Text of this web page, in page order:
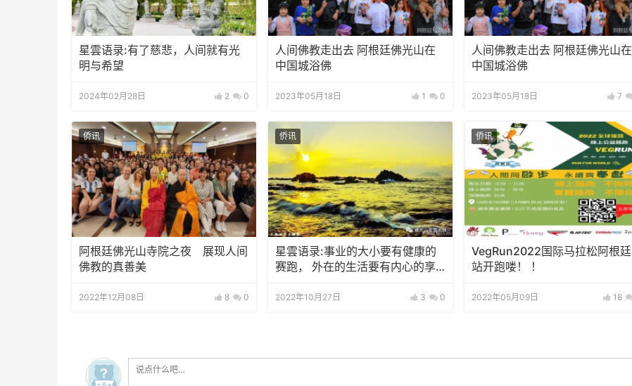
星雲语录:有了慈悲，人间就有光
明与希望
2024年02月28日 2 0
人间佛教走出去 阿根廷佛光山在
中国城浴佛
2023年05月18日 1 0
人间佛教走出去 阿根廷佛光山在
中国城浴佛
2023年05月18日 7
侨讯
阿根廷佛光山寺院之夜 展现人间
佛教的真善美
2022年12月08日 8 0
侨讯
星雲语录:事业的大小要有健康的
赛跑， 外在的生活要有内心的享
2022年10月27日 3 0
侨讯
VegRun2022国际马拉松阿根廷
站开跑喽！ ！
2022年05月09日 18